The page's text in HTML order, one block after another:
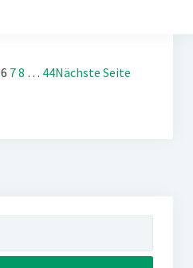
6 78 … 44Nächste Seite